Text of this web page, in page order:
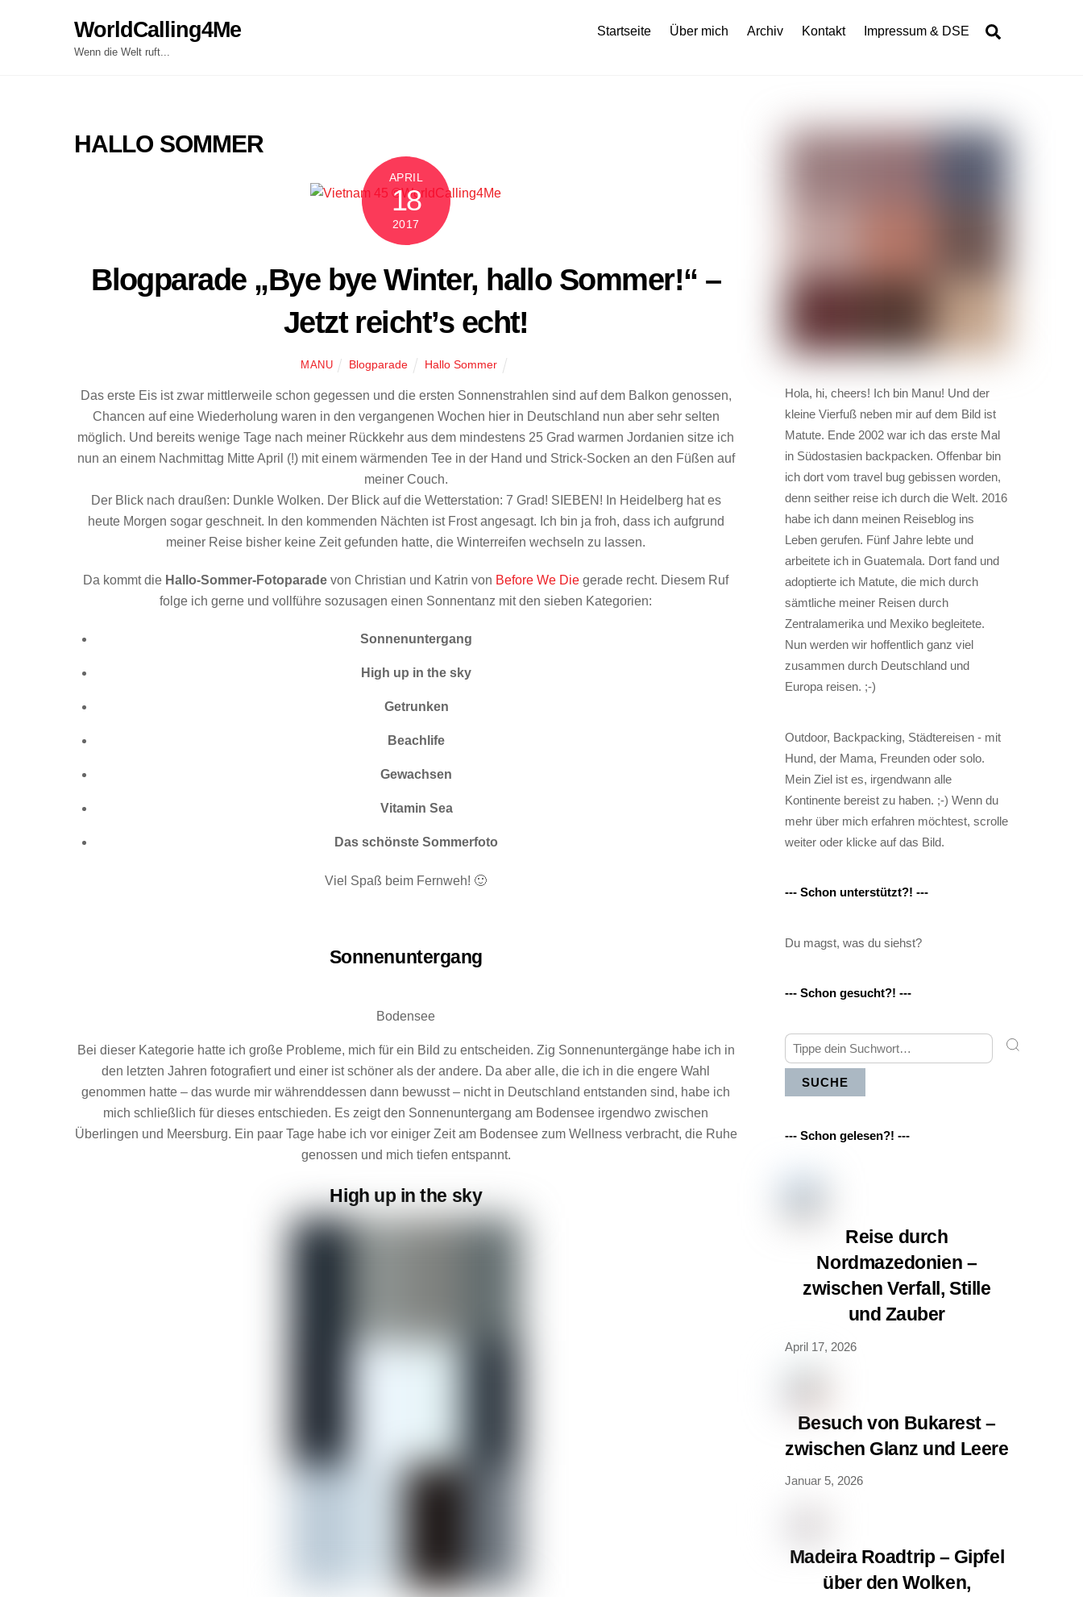
WorldCalling4Me
Wenn die Welt ruft...
Startseite Über mich Archiv Kontakt Impressum & DSE
HALLO SOMMER
APRIL
18
2017
Blogparade „Bye bye Winter, hallo Sommer!“ –
Jetzt reicht’s echt!
MANU Blogparade Hallo Sommer
Das erste Eis ist zwar mittlerweile schon gegessen und die ersten Sonnenstrahlen sind auf dem Balkon genossen,
Chancen auf eine Wiederholung waren in den vergangenen Wochen hier in Deutschland nun aber sehr selten
möglich. Und bereits wenige Tage nach meiner Rückkehr aus dem mindestens 25 Grad warmen Jordanien sitze ich
nun an einem Nachmittag Mitte April (!) mit einem wärmenden Tee in der Hand und Strick-Socken an den Füßen auf
meiner Couch.
Der Blick nach draußen: Dunkle Wolken. Der Blick auf die Wetterstation: 7 Grad! SIEBEN! In Heidelberg hat es
heute Morgen sogar geschneit. In den kommenden Nächten ist Frost angesagt. Ich bin ja froh, dass ich aufgrund
meiner Reise bisher keine Zeit gefunden hatte, die Winterreifen wechseln zu lassen.
Da kommt die Hallo-Sommer-Fotoparade von Christian und Katrin von Before We Die gerade recht. Diesem Ruf
folge ich gerne und vollführe sozusagen einen Sonnentanz mit den sieben Kategorien:
Sonnenuntergang
High up in the sky
Getrunken
Beachlife
Gewachsen
Vitamin Sea
Das schönste Sommerfoto
Viel Spaß beim Fernweh! 🙂
Sonnenuntergang
Bodensee
Bei dieser Kategorie hatte ich große Probleme, mich für ein Bild zu entscheiden. Zig Sonnenuntergänge habe ich in
den letzten Jahren fotografiert und einer ist schöner als der andere. Da aber alle, die ich in die engere Wahl
genommen hatte – das wurde mir währenddessen dann bewusst – nicht in Deutschland entstanden sind, habe ich
mich schließlich für dieses entschieden. Es zeigt den Sonnenuntergang am Bodensee irgendwo zwischen
Überlingen und Meersburg. Ein paar Tage habe ich vor einiger Zeit am Bodensee zum Wellness verbracht, die Ruhe
genossen und mich tiefen entspannt.
High up in the sky
Hola, hi, cheers! Ich bin Manu! Und der
kleine Vierfuß neben mir auf dem Bild ist
Matute. Ende 2002 war ich das erste Mal
in Südostasien backpacken. Offenbar bin
ich dort vom travel bug gebissen worden,
denn seither reise ich durch die Welt. 2016
habe ich dann meinen Reiseblog ins
Leben gerufen. Fünf Jahre lebte und
arbeitete ich in Guatemala. Dort fand und
adoptierte ich Matute, die mich durch
sämtliche meiner Reisen durch
Zentralamerika und Mexiko begleitete.
Nun werden wir hoffentlich ganz viel
zusammen durch Deutschland und
Europa reisen. ;-)
Outdoor, Backpacking, Städtereisen - mit
Hund, der Mama, Freunden oder solo.
Mein Ziel ist es, irgendwann alle
Kontinente bereist zu haben. ;-) Wenn du
mehr über mich erfahren möchtest, scrolle
weiter oder klicke auf das Bild.
--- Schon unterstützt?! ---
Du magst, was du siehst?
--- Schon gesucht?! ---
SUCHE
--- Schon gelesen?! ---
Reise durch
Nordmazedonien –
zwischen Verfall, Stille
und Zauber
April 17, 2026
Besuch von Bukarest –
zwischen Glanz und Leere
Januar 5, 2026
Madeira Roadtrip – Gipfel
über den Wolken,